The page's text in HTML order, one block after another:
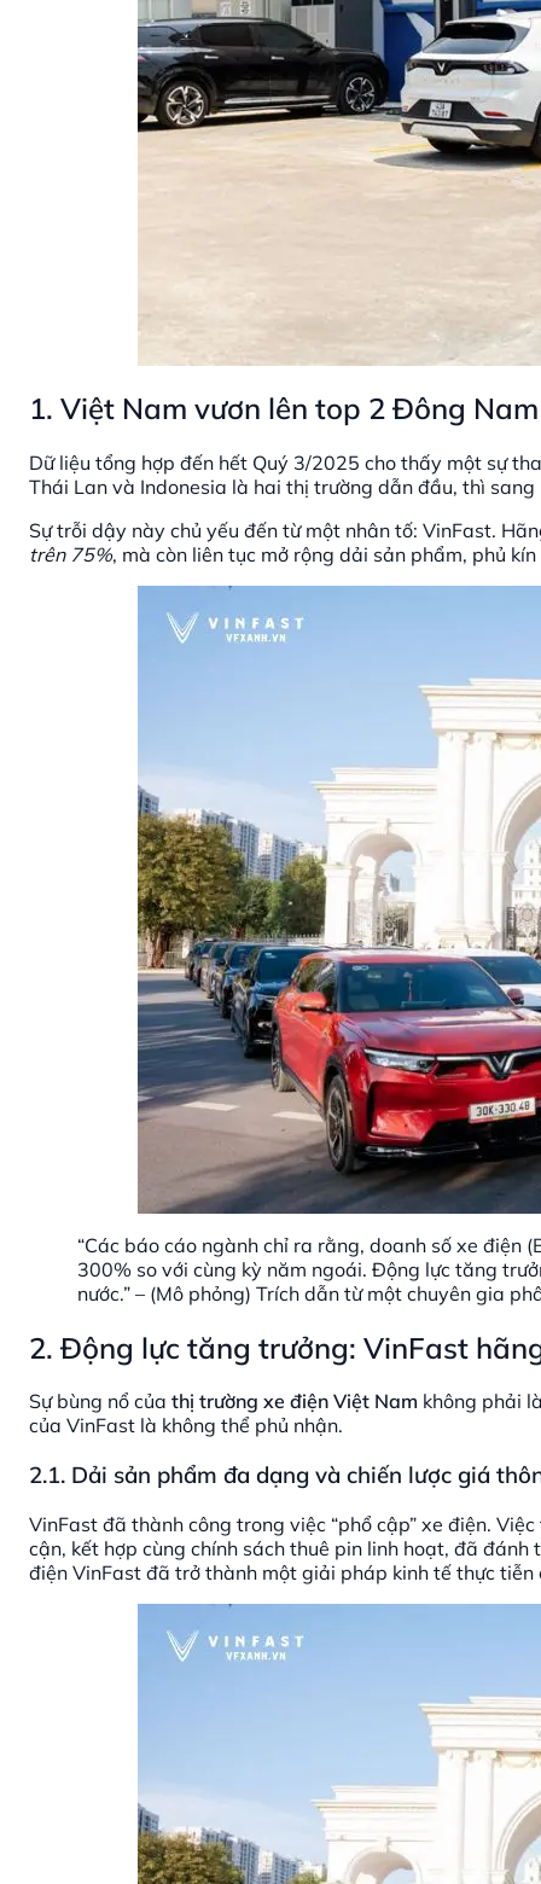
1. Việt Nam vươn lên top 2 Đông
Dữ liệu tổng hợp đến hết Quý 3/2025 cho thấy một sự
Thái Lan và Indonesia là hai thị trường dẫn đầu, thì
Sự trỗi dậy này chủ yếu đến từ một nhân tố: VinFast.
trên 75%, mà còn liên tục mở rộng dải sản phẩm, phủ
“Các báo cáo ngành chỉ ra rằng, doanh số xe
300% so với cùng kỳ năm ngoái. Động lực tăng
nước.” – (Mô phỏng) Trích dẫn từ một chuyên gia
2. Động lực tăng trưởng: VinFast
Sự bùng nổ của thị trường xe điện Việt Nam không phải
của VinFast là không thể phủ nhận.
2.1. Dải sản phẩm đa dạng và chiến lược giá
VinFast đã thành công trong việc “phổ cập” xe điện.
cận, kết hợp cùng chính sách thuê pin linh hoạt, đã
điện VinFast đã trở thành một giải pháp kinh tế thực tiễn